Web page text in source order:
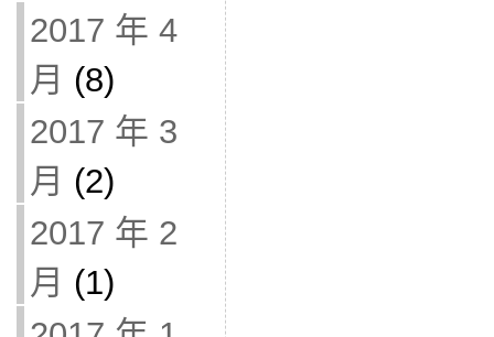
2017 年 4
月 (8)
2017 年 3
月 (2)
2017 年 2
月 (1)